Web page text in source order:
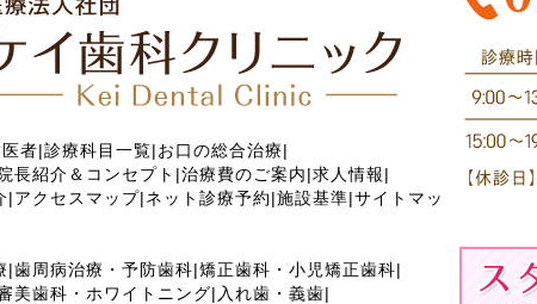
者|診療科目一覧|お口の総合治療|
長紹介＆コンセプト |治療費のご案内|求人情報|
|アクセスマップ|ネット診療予約|施設基準|サイトマッ
|歯周病治療・予防歯科|矯正歯科・小児矯正歯科|
美歯科・ホワイトニング| 入れ歯・義歯|